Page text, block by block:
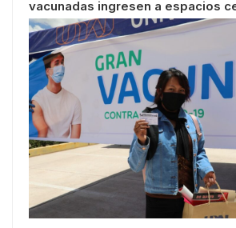
vacunadas ingresen a espacios